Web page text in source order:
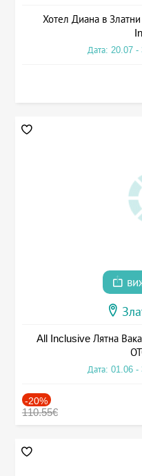
Хотел Диана в
Дата: 20.07
All Inclusive Лятна
Дата: 01.06
-20%
110.55€